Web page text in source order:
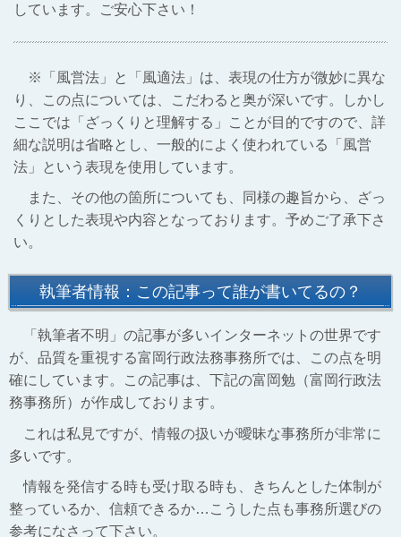
しています。ご安心下さい！
※「風営法」と「風適法」は、表現の仕方が微妙に異な
り、この点については、こだわると奥が深いです。しかし
ここでは「ざっくりと理解する」ことが目的ですので、詳
細な説明は省略とし、一般的によく使われている「風営
法」という表現を使用しています。
また、その他の箇所についても、同様の趣旨から、ざっ
くりとした表現や内容となっております。予めご了承下さ
い。
執筆者情報：この記事って誰が書いてるの？
「執筆者不明」の記事が多いインターネットの世界です
が、品質を重視する富岡行政法務事務所では、この点を明
確にしています。この記事は、下記の富岡勉（富岡行政法
務事務所）が作成しております。
これは私見ですが、情報の扱いが曖昧な事務所が非常に
多いです。
情報を発信する時も受け取る時も、きちんとした体制が
整っているか、信頼できるか…こうした点も事務所選びの
参考になさって下さい。